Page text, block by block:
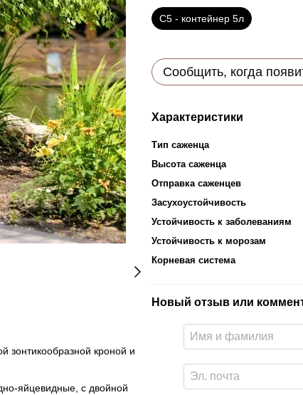
зонтикообразной кроной и
яйцевидные, с двойной
С5 - контейнер 5л
Сообщить, когда
Характеристики
Тип саженца
Высота саженца
Отправка саженцев
Засухоустойчивость
Устойчивость к заболеваниям
Устойчивость к морозам
Корневая система
Новый отзыв или